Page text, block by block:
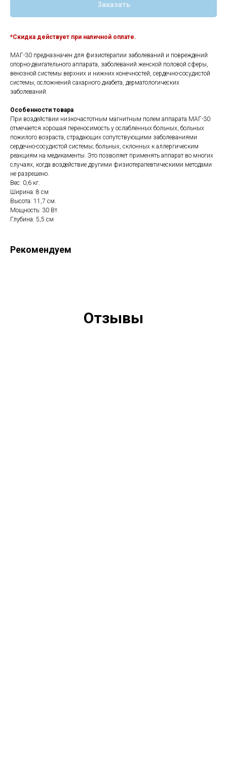
Заказать
*Скидка действует при наличной оплате.
МАГ-30 предназначен для физиотерапии заболеваний и повреждений
опорно-двигательного аппарата, заболеваний женской половой сферы,
венозной системы верхних и нижних конечностей, сердечно-сосудистой
системы, осложнений сахарного диабета, дерматологических
заболеваний.
Особенности товара
При воздействии низкочастотным магнитным полем аппарата МАГ-30
отмечается хорошая переносимость у ослабленных больных, больных
пожилого возраста, страдающих сопутствующими заболеваниями
сердечно-сосудистой системы; больных, склонных к аллергическим
реакциям на медикаменты. Это позволяет применять аппарат во многих
случаях, когда воздействие другими физиотерапевтическими методами
не разрешено.
Вес: 0,6 кг.
Ширина: 8 см
Высота: 11,7 см.
Мощность: 30 Вт.
Глубина: 5,5 см
Рекомендуем
Отзывы